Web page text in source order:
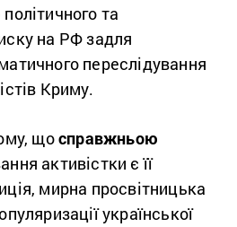
та
на РФ задля
переслідування
Криму.
щосправжньою
активістки є її
мирна просвітницька
української